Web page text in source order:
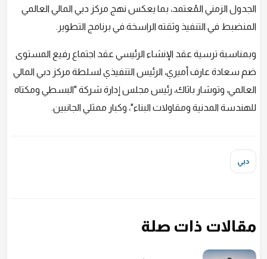
الجدول الزمني المُعتمد، بما يعكس نهج مركز دبي المالي العالمي
المنضبط في التنفيذ وثقته الراسخة في برنامج التطوير.
وبمناسبة ترسية عقد الإنشاء الرئيسي عقد اجتماع رفيع المستوى
ضم سعادة عارف أميري، الرئيس التنفيذي لسلطة مركز دبي المالي
العالمي، وتوشار باثاك، رئيس مجلس إدارة شركة "البسطي ومكتاه
للهندسة المدنية ومقاولات البناء"، وكبار ممثلي الجانبين.
دبي
مقالات ذات صلة